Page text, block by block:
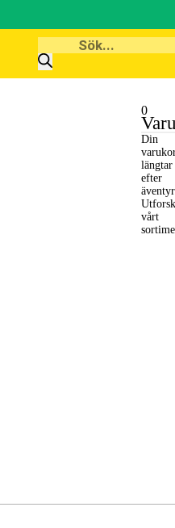
0
Din
längtar
efter
vårt